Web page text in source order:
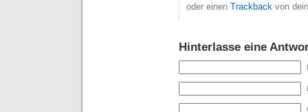
oder einen Trackback von
Hinterlasse eine